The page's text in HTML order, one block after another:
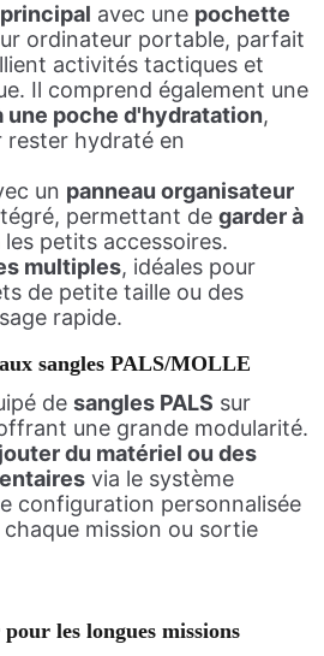
avec une pochette
ordinateur portable, parfait
activités tactiques et
Il comprend également une
une poche d'hydratation,
rester hydraté en
un panneau organisateur
permettant de garder à
les petits accessoires.
multiples, idéales pour
de petite taille ou des
rapide.
sangles PALS/MOLLE
de sangles PALS sur
une grande modularité.
du matériel ou des
via le système
configuration personnalisée
mission ou sortie
les longues missions